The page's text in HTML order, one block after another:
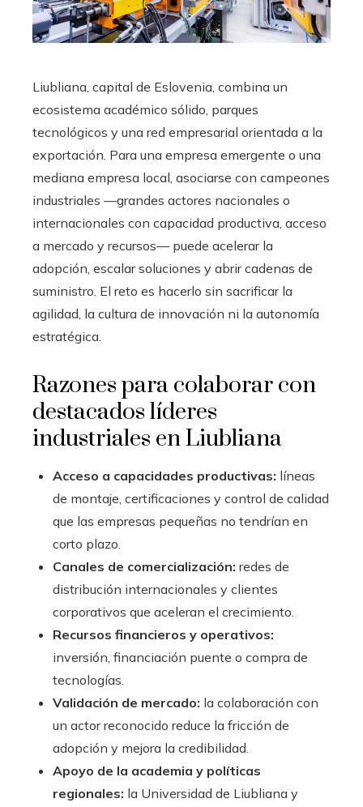
Liubliana, capital de Eslovenia, combina un
ecosistema académico sólido, parques
tecnológicos y una red empresarial orientada a la
exportación. Para una empresa emergente o una
mediana empresa local, asociarse con campeones
industriales —grandes actores nacionales o
internacionales con capacidad productiva, acceso
a mercado y recursos— puede acelerar la
adopción, escalar soluciones y abrir cadenas de
suministro. El reto es hacerlo sin sacrificar la
agilidad, la cultura de innovación ni la autonomía
estratégica.
Razones para colaborar con
destacados líderes
industriales en Liubliana
Acceso a capacidades productivas: líneas
de montaje, certificaciones y control de calidad
que las empresas pequeñas no tendrían en
corto plazo.
Canales de comercialización: redes de
distribución internacionales y clientes
corporativos que aceleran el crecimiento.
Recursos financieros y operativos:
inversión, financiación puente o compra de
tecnologías.
Validación de mercado: la colaboración con
un actor reconocido reduce la fricción de
adopción y mejora la credibilidad.
Apoyo de la academia y políticas
regionales: la Universidad de Liubliana y